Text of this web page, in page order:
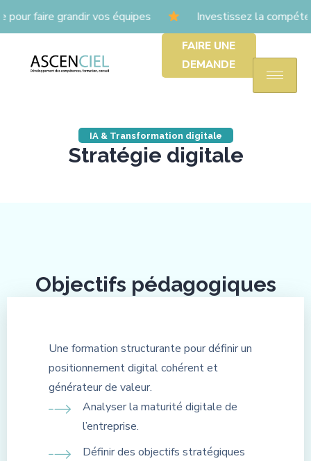
faire grandir vos équipes Investissez la
FAIRE UNE
DEMANDE
IA & Transformation digitale
Stratégie digitale
Objectifs pédagogiques
Une formation structurante pour définir un
positionnement digital cohérent et
générateur de valeur.
Analyser la maturité digitale de
l’entreprise.
Définir des objectifs stratégiques